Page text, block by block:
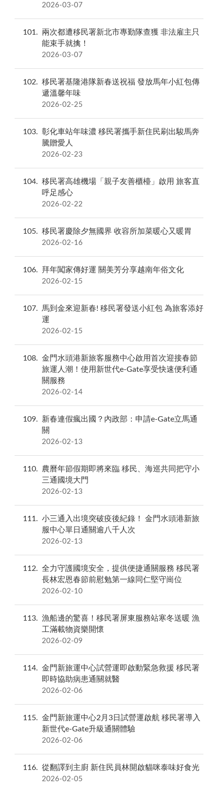
2026-03-07
101
兩次都遭移民署新北市專勤隊查獲 非法雇主只
能束手就擒！
2026-03-07
102
移民署基隆港隊新春送祝福 發放馬年小紅包傳
遞溫馨年味
2026-02-25
103
彰化車站年味濃 移民署攜手新住民刷出駿馬奔
騰贈愛人
2026-02-23
104
移民署高雄機場「親子友善櫃檯」啟用 旅客直
呼足感心
2026-02-22
105 移民署慶除夕無國界 收容所加菜暖心又暖胃
2026-02-16
106 拜年闖家傳好運 關美芳分享越南年俗文化
2026-02-15
107
馬到金來迎新春! 移民署發送小紅包 為旅客添好
運
2026-02-15
108
金門水頭港新旅客服務中心啟用首次迎接春節
旅運人潮！使用新世代e-Gate享受快速便利通
關服務
2026-02-14
109
新春連假瘋出國？內政部：申請e-Gate立馬通
關
2026-02-13
110
農曆年節假期即將來臨 移民、海巡共同把守小
三通國境大門
2026-02-13
111
小三通入出境突破疫後紀錄！ 金門水頭港新旅
服中心單日通關逾八千人次
2026-02-13
112
全力守護國境安全，提供便捷通關服務 移民署
長林宏恩春節前慰勉第一線同仁堅守崗位
2026-02-10
113
漁船邊的驚喜！移民署屏東服務站寒冬送暖 漁
工滿載物資樂開懷
2026-02-09
114
金門新旅運中心試營運即啟動緊急救援 移民署
即時協助病患通關就醫
2026-02-06
115
金門新旅運中心2月3日試營運啟航 移民署導入
新世代e-Gate升級通關體驗
2026-02-06
116 從翻譯到主廚 新住民員林開啟貓咪泰味好食光
2026-02-05